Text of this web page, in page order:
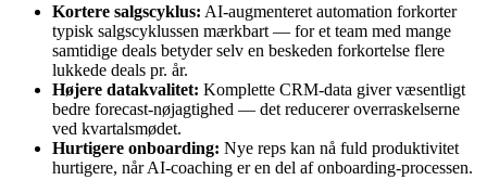
Kortere salgscyklus: AI-augmenteret automation forkorter
typisk salgscyklussen mærkbart — for et team med mange
samtidige deals betyder selv en beskeden forkortelse flere
lukkede deals pr. år.
Højere datakvalitet: Komplette CRM-data giver væsentligt
bedre forecast-nøjagtighed — det reducerer overraskelserne
ved kvartalsmødet.
Hurtigere onboarding: Nye reps kan nå fuld produktivitet
hurtigere, når AI-coaching er en del af onboarding-processen.